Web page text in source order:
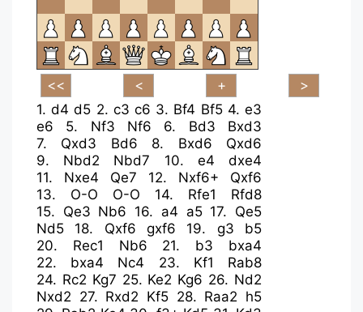
1.d4 d5 2. c3 c6 3. Bf4 Bf5 4.e3
e6
5. Nf3 Nf6 6. Bd3
Bxd3
7. Qxd3 Bd6 8. Bxd6
Qxd6
9. Nbd2 Nbd7 10. e4
dxe4
11. Nxe4 Qe7 12. Nxf6+
Qxf6
13. O-O O-O 14. Rfe1
Rfd8
15. Qe3 Nb6 16. a4 a5 17. Qe5
Nd5
18. Qxf6 gxf6 19. g3
b5
20. Rec1 Nb6 21. b3
bxa4
22. bxa4 Nc4 23. Kf1
Rab8
24. Rc2 Kg7 25. Ke2 Kg6 26. Nd2
Nxd2 27. Rxd2 Kf5 28. Raa2 h5